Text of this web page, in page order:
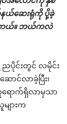
ဆေးရုံကို ပို့ခဲ့
တယ်။ ဘယ်ကလဲ
ပိုင်းတွင် လမိုင်း
င်လာခဲ့ပြီး၊
ောက်ရှိလာမှသာ
ျားက